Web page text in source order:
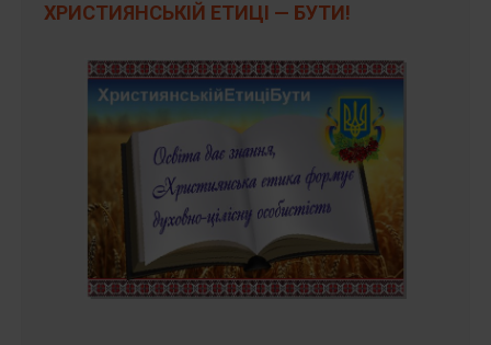
ХРИСТИЯНСЬКІЙ ЕТИЦІ — БУТИ!